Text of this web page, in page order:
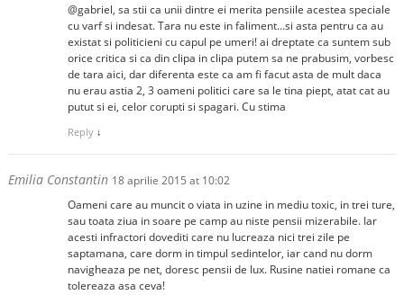
@gabriel, sa stii ca unii dintre ei merita pensiile acestea speciale
cu varf si indesat. Tara nu este in faliment…si asta pentru ca au
existat si politicieni cu capul pe umeri! ai dreptate ca suntem sub
orice critica si ca din clipa in clipa putem sa ne prabusim, vorbesc
de tara aici, dar diferenta este ca am fi facut asta de mult daca
nu erau astia 2, 3 oameni politici care sa le tina piept, atat cat au
putut si ei, celor corupti si spagari. Cu stima
Reply ↓
Emilia Constantin 18 aprilie 2015 at 10:02
Oameni care au muncit o viata in uzine in mediu toxic, in trei ture,
sau toata ziua in soare pe camp au niste pensii mizerabile. Iar
acesti infractori dovediti care nu lucreaza nici trei zile pe
saptamana, care dorm in timpul sedintelor, iar cand nu dorm
navigheaza pe net, doresc pensii de lux. Rusine natiei romane ca
tolereaza asa ceva!